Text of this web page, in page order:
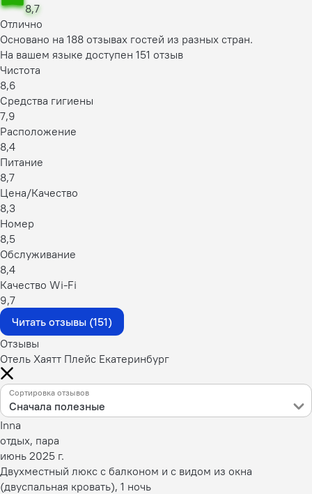
8,7
Отлично
Основано на 188 отзывах гостей из разных стран.
На вашем языке доступен 151 отзыв
Чистота
8,6
Средства гигиены
7,9
Расположение
8,4
Питание
8,7
Цена/Качество
8,3
Номер
8,5
Обслуживание
8,4
Качество Wi-Fi
9,7
Читать отзывы (151)
Отзывы
Отель Хаятт Плейс Екатеринбург
Сортировка отзывов
Сначала полезные
Inna
отдых, пара
июнь 2025 г.
Двухместный люкс с балконом и с видом из окна
(двуспальная кровать), 1 ночь